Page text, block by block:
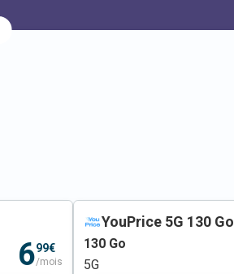
699€
/mois
YouPrice 5G 130 Go
130 Go
5G